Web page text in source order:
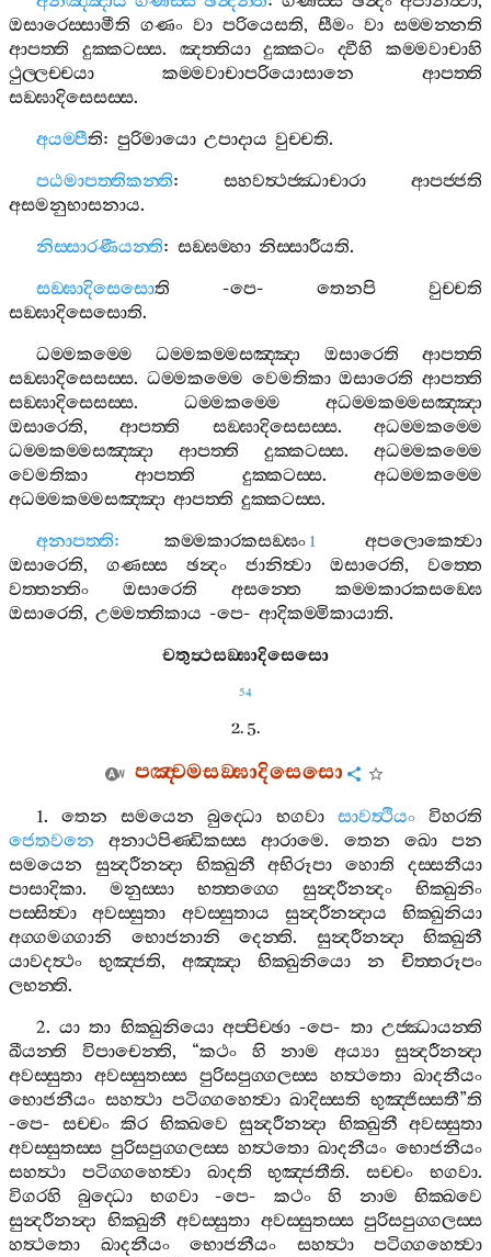
ඔසාරෙස‍්සාමීති ගණං වා පරියෙසති, සීමං වා සම‍්මන‍්නති
ආපත‍්ති
දුක‍්කටස‍්ස. ඤත‍්තියා දුක‍්කටං ද‍්වීහි
කම‍්මවාචාහි
ථුල‍්ලච‍්චයා
කම‍්මවාචාපරියොසානෙ
ආපත‍්ති
සඞ‍්ඝාදිසෙසස‍්ස.
අයම‍්පීති: පුරිමායො උපාදාය වුච‍්චති.
පඨමාපත‍්තිකන‍්ති:සහවත්‍ථජ‍්ඣාචාරා
ආපජ‍්ජති
අසමනුභාසනාය.
නිස‍්සාරණීයන‍්ති: සඞ‍්ඝම‍්හා නිස‍්සාරීයති.
සඞ‍්ඝාදිසෙසොති -පෙ- තෙනපි
වුච‍්චති
සඞ‍්ඝාදිසෙසොති.
ධම‍්මකම‍්මෙ
ධම‍්මකම‍්මසඤ‍්ඤා ඔසාරෙති
ආපත‍්ති
සඞ‍්ඝාදිසෙසස‍්ස. ධම‍්මකම‍්මෙ වෙමතිකා ඔසාරෙති ආපත‍්ති
සඞ‍්ඝාදිසෙසස‍්ස. ධම‍්මකම‍්මෙ
අධම‍්මකම‍්මසඤ‍්ඤා
ඔසාරෙති,ආපත‍්ති සඞ‍්ඝාදිසෙසස‍්ස.අධම‍්මකම‍්මෙ
ධම‍්මකම‍්මසඤ‍්ඤා
ආපත‍්ති දුක‍්කටස‍්ස. අධම‍්මකම‍්මෙ
වෙමතිකා
ආපත‍්ති දුක‍්කටස‍්ස. අධම‍්මකම‍්මෙ
අධම‍්මකම‍්මසඤ‍්ඤා ආපත‍්ති දුක‍්කටස‍්ස.
අනාපත‍්ති: කම‍්මකාරකසඞ‍්ඝං 1
අපලොකෙත්‍වා
ඔසාරෙති, ගණස‍්ස ඡන්‍දං ජානිත්‍වා ඔසාරෙති, වත‍්තෙ
වත‍්තන‍්තිං
ඔසාරෙති අසන‍්තෙ
කම‍්මකාරකසඞ‍්ඝෙ
ඔසාරෙති, උම‍්මත‍්තිකාය -පෙ- ආදිකම‍්මිකායාති.
චතුත්‍ථසඞ‍්ඝාදිසෙසො
54
2. 5.
පඤ‍්චමසඞ‍්ඝාදිසෙසො
1. තෙන සමයෙන බුද‍්ධො භගවා සාවත්‍ථියං
විහරති
ජෙතවනෙ
අනාථපිණ‍්ඩිකස‍්ස ආරාමෙ. තෙන ඛො
පන
සමයෙන
සුන්‍දරීනන්‍දා භික‍්ඛුනී අභිරූපා හොති
දස‍්සනීයා
පාසාදිකා. මනුස‍්සා භත‍්තග‍්ගෙ සුන්‍දරීනන්‍දං
භික‍්ඛුනිං
පස‍්සිත්‍වා
අවස‍්සුතා අවස‍්සුතාය සුන්‍දරීනන්‍දාය
භික‍්ඛුනියා
අග‍්ගමග‍්ගානි
භොජනානි දෙන‍්ති. සුන්‍දරීනන්‍දා
භික‍්ඛුනී
යාවදත්‍ථං
භුඤ‍්ජති, අඤ‍්ඤා භික‍්ඛුනියො න
චිත‍්තරූපං
ලභන‍්ති.
2. යා තා භික‍්ඛුනියො අප‍්පිච‍්ඡා -පෙ- තා උජ‍්ඣායන‍්ති
ඛීයන‍්ති
විපාචෙන‍්ති, “කථං හි නාම අය්‍යා
සුන්‍දරීනන්‍දා
අවස‍්සුතා අවස‍්සුතස‍්ස පුරිසපුග‍්ගලස‍්ස හත්‍ථතො ඛාදනීයං
භොජනීයං සහත්‍ථා පටිග‍්ගහෙත්‍වා ඛාදිස‍්සති භුඤ‍්ජිස‍්සතී”ති
-පෙ- සච‍්චං කිර භික‍්ඛවෙ සුන්‍දරීනන්‍දා භික‍්ඛුනී අවස‍්සුතා
අවස‍්සුතස‍්ස පුරිසපුග‍්ගලස‍්ස හත්‍ථතො ඛාදනීයං භොජනීයං
සහත්‍ථා
පටිග‍්ගහෙත්‍වා ඛාදති භුඤ‍්ජතීති.සච‍්චං භගවා.
විගරහි
බුද‍්ධො භගවා-පෙ- කථං හි නාම
භික‍්ඛවෙ
සුන්‍දරීනන්‍දා භික‍්ඛුනී අවස‍්සුතා අවස‍්සුතස‍්ස පුරිසපුග‍්ගලස‍්ස
හත්‍ථතො
ඛාදනීයං භොජනීයං සහත්‍ථා
පටිග‍්ගහෙත්‍වා